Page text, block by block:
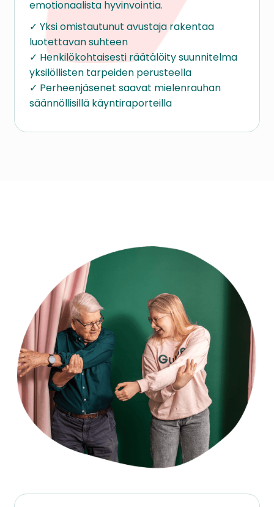
emotionaalista hyvinvointia.
✓ Yksi omistautunut avustaja rakentaa
luotettavan suhteen
✓ Henkilökohtaisesti räätälöity suunnitelma
yksilöllisten tarpeiden perusteella
✓ Perheenjäsenet saavat mielenrauhan
säännöllisillä käyntiraporteilla